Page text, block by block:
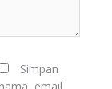
Simpan
BERITA